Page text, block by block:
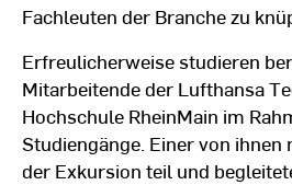
Fachleuten der Branche zu
Erfreulicherweise studieren
Mitarbeitende der Lufthansa
Hochschule RheinMain im
Studiengänge. Einer von ihnen
der Exkursion teil und